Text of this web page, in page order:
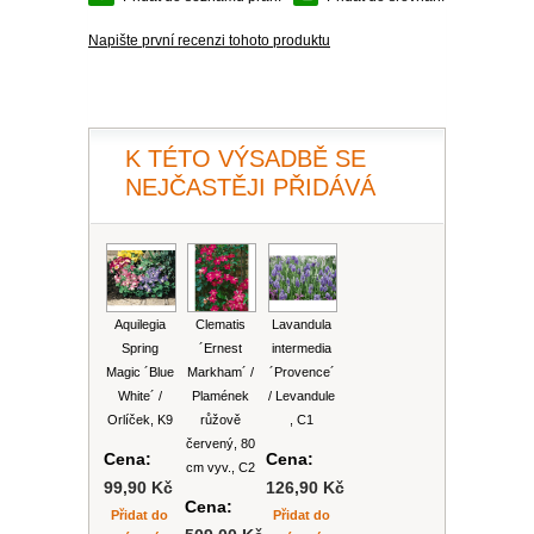
PLEKTRANT
OSTRUHATKA
HELICHRYSUM
OSTEOSPERMUM
ISOTOMA
VITÁLKA
PRYŠEC
EURYOPS
VĚJÍŘOVKA
NETÝKAVKA
ECHINACEA
Napište první recenzi tohoto produktu
K TÉTO VÝSADBĚ SE
NEJČASTĚJI PŘIDÁVÁ
Aquilegia
Spring
Magic ´Blue
White´ /
Orlíček, K9
Cena:
99,90 Kč
Přidat do
Clematis
´Ernest
Markham´ /
Plamének
růžově
červený, 80
cm vyv., C2
Cena:
Lavandula
intermedia
´Provence´
/ Levandule
, C1
Cena:
126,90 Kč
Přidat do